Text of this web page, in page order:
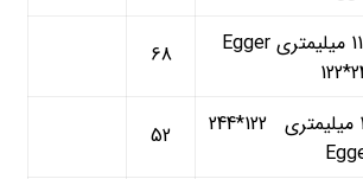
11 ميليمتري Egger
68
15 ميليمتري 122*244
52